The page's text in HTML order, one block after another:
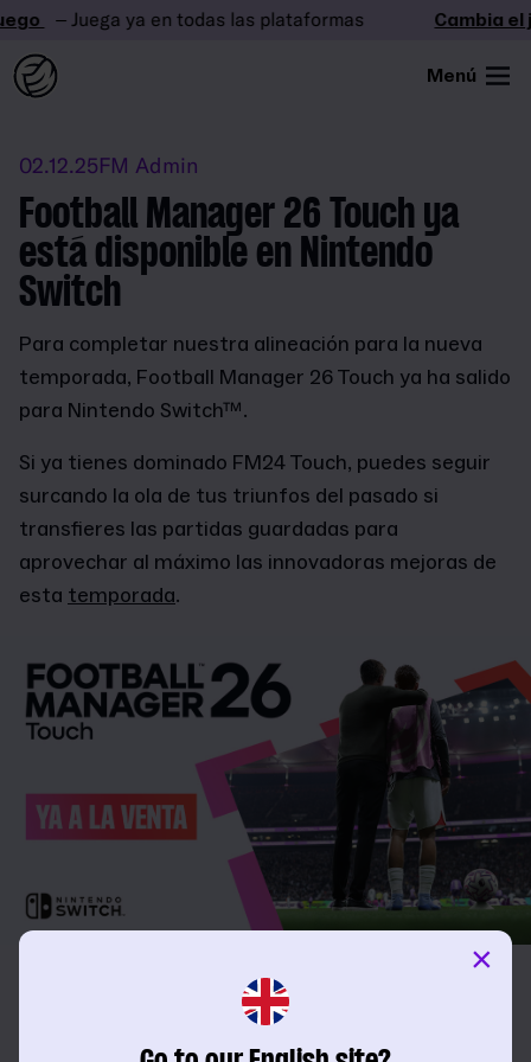
– Juega ya en todas las plataformas Cambia el
Menú
02.12.25FM Admin
Football Manager 26 Touch ya
está disponible en Nintendo
Switch
Para completar nuestra alineación para la nueva
temporada, Football Manager 26 Touch ya ha salido
para Nintendo Switch™.
Si ya tienes dominado FM24 Touch, puedes seguir
surcando la ola de tus triunfos del pasado si
transfieres las partidas guardadas para
aprovechar al máximo las innovadoras mejoras de
esta temporada.
FM26 Touch hace que la era de Unity* de Football
Manager llegue a Nintendo Switch™ y te acerca más que
×